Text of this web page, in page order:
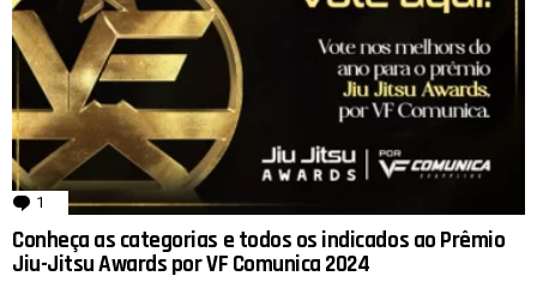
1 comentário
Conheça as categorias e todos os indicados ao Prêmio
Jiu-Jitsu Awards por VF Comunica 2024